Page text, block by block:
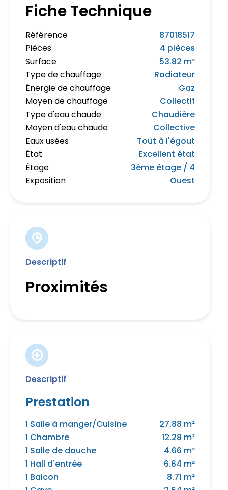
Fiche Technique
Référence
87018517
Pièces
4 pièces
Surface
53.82 m²
Type de chauffage
Radiateur
Énergie de chauffage
Gaz
Moyen de chauffage
Collectif
Type d'eau chaude
Chaudière
Moyen d'eau chaude
Collective
Eaux usées
Tout à l'égout
État
Excellent état
Étage
3ème étage / 4
Exposition
Ouest
Descriptif
Proximités
Descriptif
Prestation
1 Salle à manger/Cuisine
27.88 m²
1 Chambre
12.28 m²
1 Salle de douche
4.66 m²
1 Hall d'entrée
6.64 m²
1 Balcon
8.71 m²